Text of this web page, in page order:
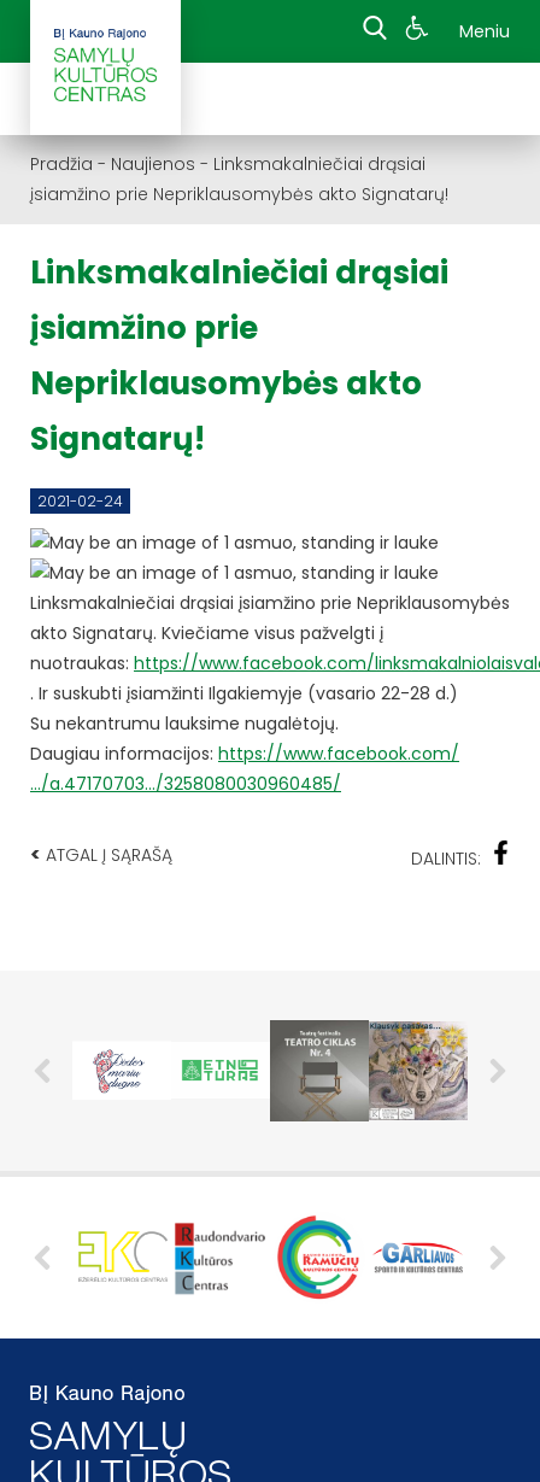
Meniu
Pradžia - Naujienos - Linksmakalniečiai drąsiai
įsiamžino prie Nepriklausomybės akto Signatarų!
Linksmakalniečiai drąsiai
įsiamžino prie
Nepriklausomybės akto
Signatarų!
2021-02-24
Linksmakalniečiai drąsiai įsiamžino prie Nepriklausomybės
akto Signatarų. Kviečiame visus pažvelgti į
nuotraukas: https://www.facebook.com/
. Ir suskubti įsiamžinti Ilgakiemyje (vasario 22-28 d.)
Su nekantrumu lauksime nugalėtojų.
Daugiau informacijos: https://www.facebook.com/
…/a.47170703…/3258080030960485/
< ATGAL Į SĄRAŠĄ DALINTIS: